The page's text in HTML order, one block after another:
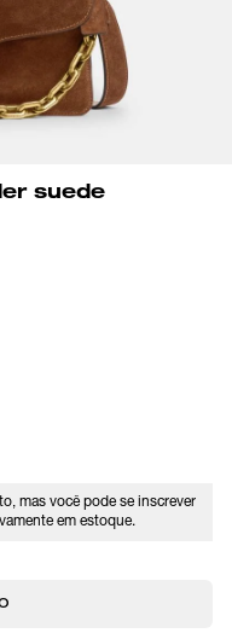
suede
mas você pode se inscrever
em estoque.